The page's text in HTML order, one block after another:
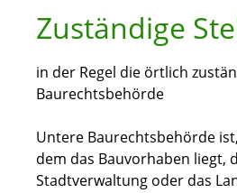
Zuständige
in der Regel die örtlich
Baurechtsbehörde
Untere Baurechtsbehörde
dem das Bauvorhaben liegt,
Stadtverwaltung oder das